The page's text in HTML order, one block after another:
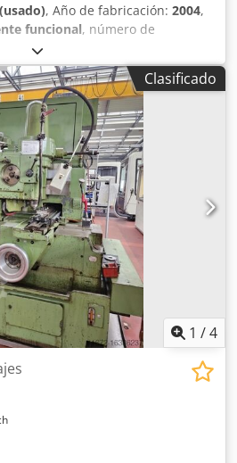
, Año de fabricación: 2004,
funcional, número de
, ancho de rueda:
mm, modelo de controlador:
del husillo:85 mm, frecuencia de
, DETALLES TÉCNICOS Diámetro
mm Ancho de rueda: 25 mm
mínimo: 0,5 Diámetro del
Número de carreras: 500 - 2.500
escalonamientos) Carrera: 30
Modelo de control:
de potencia: 48 kVA
requerido (L x A x H): 4.700 x
de la máquina: 11,5 t
Contrapunto con
virutas Brazo de contrapunto y
hidráulicamente
Clasificado
1 /4